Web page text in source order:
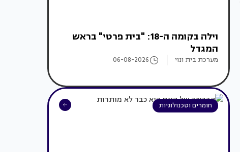
וילה בקומה ה-18: "בית פרטי" בראש
המגדל
מערכת בית ונוי 06-08-2026
חומרים וטכנולוגיות